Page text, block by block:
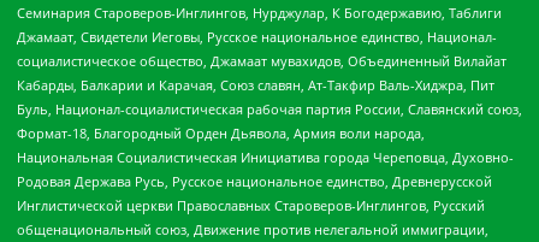
Семинария Староверов-Инглингов, Нурджулар, К Богодержавию, Таблиги
Джамаат, Свидетели Иеговы, Русское национальное единство, Национал-
социалистическое общество, Джамаат мувахидов, Объединенный Вилайат
Кабарды, Балкарии и Карачая, Союз славян, Ат-Такфир Валь-Хиджра, Пит
Буль, Национал-социалистическая рабочая партия России, Славянский союз,
Формат-18, Благородный Орден Дьявола, Армия воли народа,
Национальная Социалистическая Инициатива города Череповца, Духовно-
Родовая Держава Русь, Русское национальное единство, Древнерусской
Инглистической церкви Православных Староверов-Инглингов, Русский
общенациональный союз, Движение против нелегальной иммиграции,